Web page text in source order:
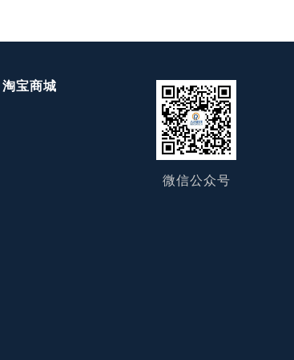
淘宝商城
微信公众号